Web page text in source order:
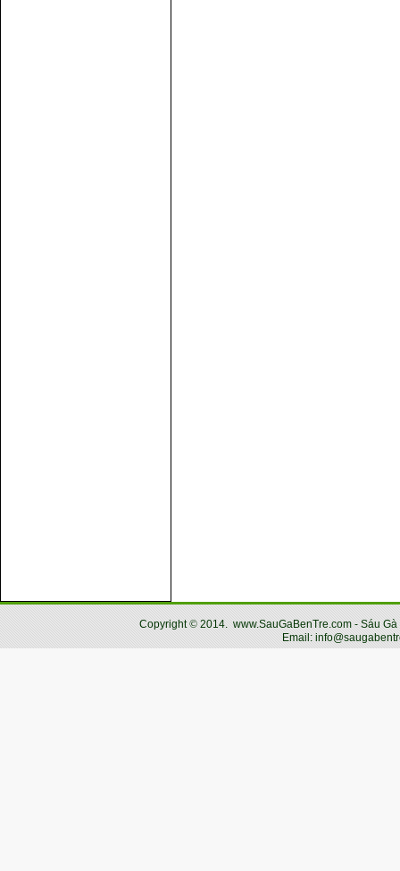
Copyright© 2014. www.SauGaBenTre.com - Sáu
Email: